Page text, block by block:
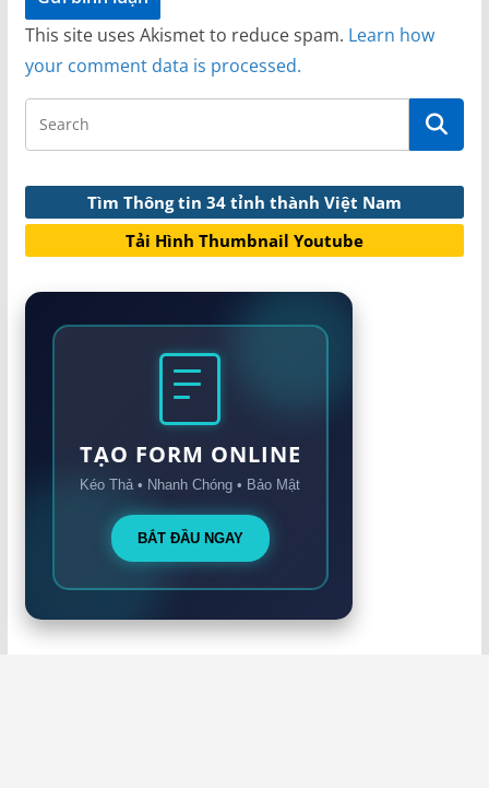
trong nghề. HS xem phim NDCT: Sau khi xem
phim các bạn cho biết cảm tưởng của mình qua
các tấm gương trên. HS phát biểu suy nghĩ của
This site uses Akismet to reduce spam. Learn how
your comment data is processed.
Tìm Thông tin 34 tỉnh thành Việt Nam
Tải Hình Thumbnail Youtube
TẠO FORM ONLINE
Kéo Thả • Nhanh Chóng • Bảo Mật
BẮT ĐẦU NGAY